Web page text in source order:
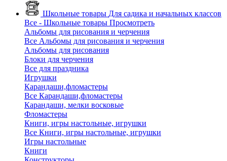
Школьные товары Для садика и начальных классов
Все - Школьные товары Просмотреть
Альбомы для рисования и черчения
Все Альбомы для рисования и черчения
Альбомы для рисования
Блоки для черчения
Все для праздника
Игрушки
Карандаши,фломастеры
Все Карандаши,фломастеры
Карандаши, мелки восковые
Фломастеры
Книги, игры настольные, игрушки
Все Книги, игры настольные, игрушки
Игры настольные
Книги